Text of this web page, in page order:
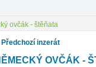
ovčák - štěňata
Předchozí inzerát
OVČÁK -